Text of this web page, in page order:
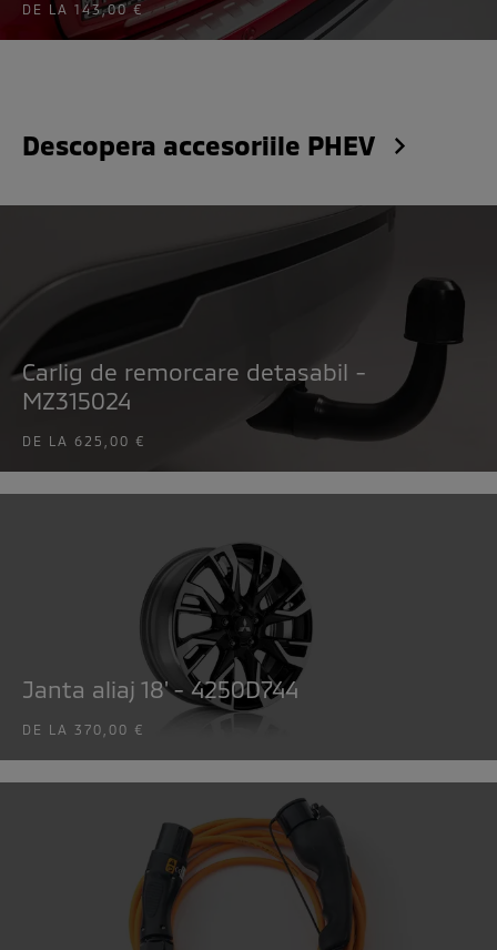
DE LA 143,00 €
Descopera accesoriile PHEV
Carlig de remorcare detasabil -
MZ315024
DE LA 625,00 €
Janta aliaj 18' - 4250D744
DE LA 370,00 €